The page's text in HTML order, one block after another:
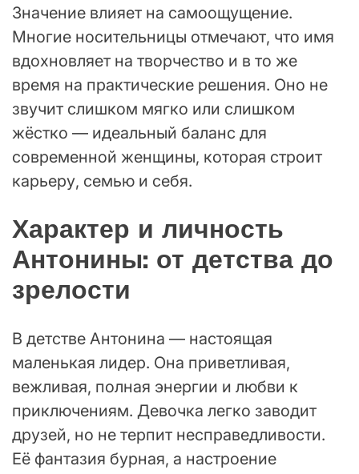
Значение влияет на самоощущение.
Многие носительницы отмечают, что имя
вдохновляет на творчество и в то же
время на практические решения. Оно не
звучит слишком мягко или слишком
жёстко — идеальный баланс для
современной женщины, которая строит
карьеру, семью и себя.
Характер и личность
Антонины: от детства до
зрелости
В детстве Антонина — настоящая
маленькая лидер. Она приветливая,
вежливая, полная энергии и любви к
приключениям. Девочка легко заводит
друзей, но не терпит несправедливости.
Её фантазия бурная, а настроение